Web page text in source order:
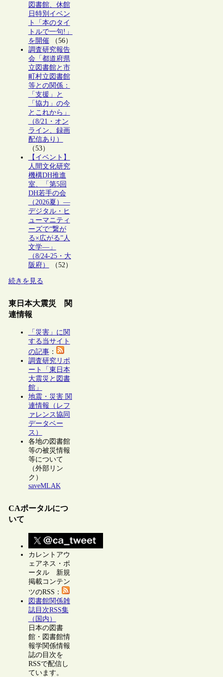
図書館、休館
日特別イベン
ト「本のタイ
トルで一句!」
を開催（56）
調査研究報告
会「都道府県
立図書館と市
町村立図書館
等との関係：
「支援」と
「協力」の今
とこれから」
（8/21・オン
ライン、録画
配信あり）
（53）
【イベント】
人間文化研究
機構DH推進
室、「第5回
DH若手の会
（2026夏）―
デジタル・ヒ
ューマニティ
ーズで“繋が
る×広がる”人
文学―」
（8/24-25・大
阪府）
（52）
続きを見る
東日本大震災 関
連情報
「災害」に関
する当サイト
の記事：
調査研究リポ
ート「東日本
大震災と図書
館」
地震・災害 関
連情報（レフ
ァレンス協同
データベー
ス）
各地の図書館
等の被災情報
等について
（外部リン
ク）
saveMLAK
CAポータルにつ
いて
カレントアウ
ェアネス・ポ
ータル 新規
掲載コンテン
ツのRSS：
図書館関係雑
誌目次RSS集
（国内）
日本の図書
館・図書館情
報学関係情報
誌の目次を
RSSで配信し
ています。